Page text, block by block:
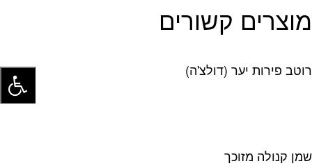
מוצרים קשורים
רוטב פירות יער (דולצ'ה)
שמן קנולה מזוכך